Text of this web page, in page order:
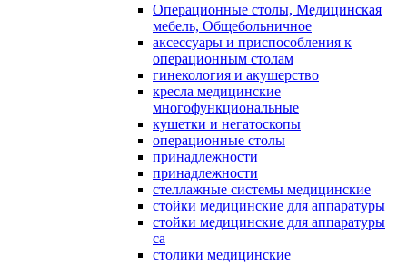
Операционные столы, Медицинская
мебель, Общебольничное
аксессуары и приспособления к
операционным столам
гинекология и акушерство
кресла медицинские
многофункциональные
кушетки и негатоскопы
операционные столы
принадлежности
принадлежности
стеллажные системы медицинские
стойки медицинские для аппаратуры
стойки медицинские для аппаратуры
са
столики медицинские